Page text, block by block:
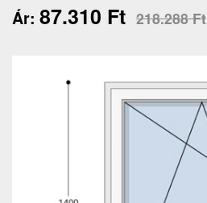
Ár: 87.310 Ft 218.288 Ft